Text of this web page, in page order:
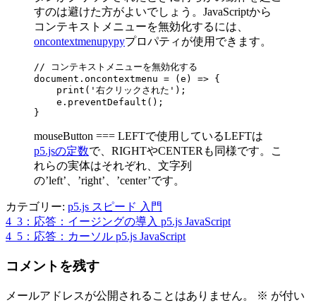
すのは避けた方がよいでしょう。JavaScriptから
コンテキストメニューを無効化するには、
oncontextmenupypyプロパティが使用できます。
// コンテキストメニューを無効化する
document.oncontextmenu = (e) => {
    print('右クリックされた');
    e.preventDefault();
}
mouseButton === LEFTで使用しているLEFTは
p5.jsの定数で、RIGHTやCENTERも同様です。こ
れらの実体はそれぞれ、文字列
の’left’、’right’、’center’です。
カテゴリー: p5.js スピード 入門
投
稿
ナ
ビ
4_3：応答：イージングの導入 p5.js JavaScript
4_5：応答：カーソル p5.js JavaScript
コメントを残す
メールアドレスが公開されることはありません。 ※ が付い